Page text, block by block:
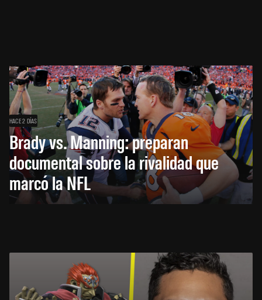
HACE 2 DÍAS
Brady vs. Manning: preparan
documental sobre la rivalidad que
marcó la NFL